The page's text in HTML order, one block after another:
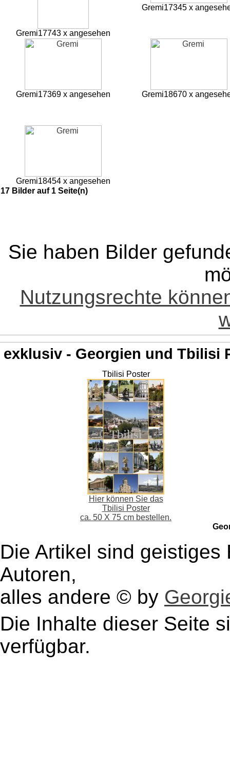
Gremi17743 x angesehen
Gremi17345 x
Gremi17369 x angesehen Gremi18670 x
Gremi18454 x angesehen
17 Bilder auf 1 Seite(n)
Sie haben Bilder
Nutzungsrechte
exklusiv - Georgien und Tbilisi
Tbilisi Poster
Hier können Sie das
Tbilisi Poster
ca. 50 X 75 cm bestellen.
Die Artikel sind
Autoren,
alles andere © by
Die Inhalte dieser Seite
verfügbar.